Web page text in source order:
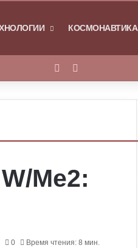
КОСМОНАВТИКА
Войти
Me2:
0 Время чтения: 8 мин.